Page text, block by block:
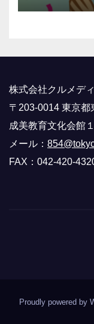
株式会社クルメデ
〒203-0014 東京
成美教育文化会館
メール：
FAX：042-420-
Proudly powered by